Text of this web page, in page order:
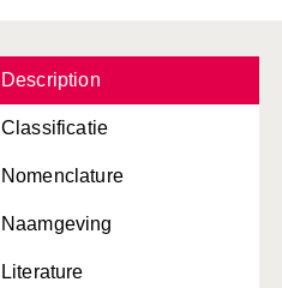
Description
Classificatie
Nomenclature
Naamgeving
Literature
Heterosiphonia japonica
Hildenbrandia rubra
Hippocampus ramulosus
Hippolyte varians
Homarus gammarus